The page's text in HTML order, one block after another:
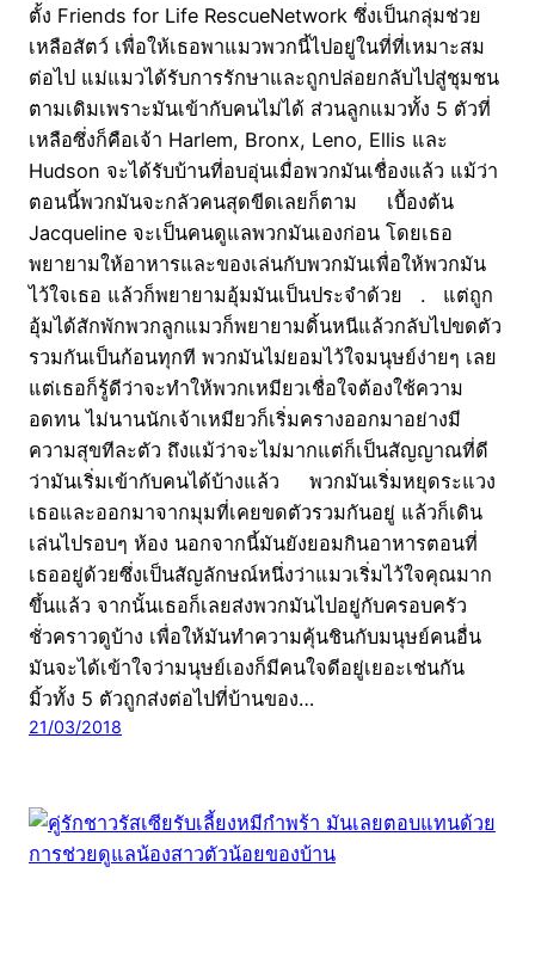
ตั้ง Friends for Life RescueNetwork ซึ่งเป็นกลุ่มช่วย
เหลือสัตว์ เพื่อให้เธอพาแมวพวกนี้ไปอยู่ในที่ที่เหมาะสม
ต่อไป แม่แมวได้รับการรักษาและถูกปล่อยกลับไปสู่ชุมชน
ตามเดิมเพราะมันเข้ากับคนไม่ได้ ส่วนลูกแมวทั้ง 5 ตัวที่
เหลือซึ่งก็คือเจ้า Harlem, Bronx, Leno, Ellis และ
Hudson จะได้รับบ้านที่อบอุ่นเมื่อพวกมันเชื่องแล้ว แม้ว่า
ตอนนี้พวกมันจะกลัวคนสุดขีดเลยก็ตาม เบื้องต้น
Jacqueline จะเป็นคนดูแลพวกมันเองก่อน โดยเธอ
พยายามให้อาหารและของเล่นกับพวกมันเพื่อให้พวกมัน
ไว้ใจเธอ แล้วก็พยายามอุ้มมันเป็นประจำด้วย . แต่ถูก
อุ้มได้สักพักพวกลูกแมวก็พยายามดิ้นหนีแล้วกลับไปขดตัว
รวมกันเป็นก้อนทุกที พวกมันไม่ยอมไว้ใจมนุษย์ง่ายๆ เลย
แต่เธอก็รู้ดีว่าจะทำให้พวกเหมียวเชื่อใจต้องใช้ความ
อดทน ไม่นานนักเจ้าเหมียวก็เริ่มครางออกมาอย่างมี
ความสุขทีละตัว ถึงแม้ว่าจะไม่มากแต่ก็เป็นสัญญาณที่ดี
ว่ามันเริ่มเข้ากับคนได้บ้างแล้ว พวกมันเริ่มหยุดระแวง
เธอและออกมาจากมุมที่เคยขดตัวรวมกันอยู่ แล้วก็เดิน
เล่นไปรอบๆ ห้อง นอกจากนี้มันยังยอมกินอาหารตอนที่
เธออยู่ด้วยซึ่งเป็นสัญลักษณ์หนึ่งว่าแมวเริ่มไว้ใจคุณมาก
ขึ้นแล้ว จากนั้นเธอก็เลยส่งพวกมันไปอยู่กับครอบครัว
ชั่วคราวดูบ้าง เพื่อให้มันทำความคุ้นชินกับมนุษย์คนอื่น
มันจะได้เข้าใจว่ามนุษย์เองก็มีคนใจดีอยู่เยอะเช่นกัน
มิ้วทั้ง 5 ตัวถูกส่งต่อไปที่บ้านของ…
21/03/2018